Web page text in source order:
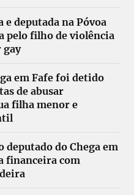
e deputada na Póvoa
pelo filho de violência
gay
em Fafe foi detido
de abusar
filha menor e
deputado do Chega em
financeira com